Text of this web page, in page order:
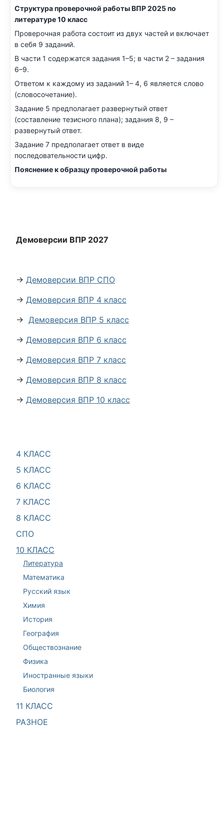
4 КЛАСС
5 КЛАСС
6 КЛАСС
7 КЛАСС
8 КЛАСС
СПО
10 КЛАСС
Литература
Математика
Русский язык
Химия
История
География
Обществознание
Физика
Иностранные языки
Биология
11 КЛАСС
РАЗНОЕ
Структура проверочной работы ВПР 2025 по
литературе 10 класс
Проверочная работа состоит из двух частей и включает
в себя 9 заданий.
В части 1 содержатся задания 1–5; в части 2 – задания
6–9.
Ответом к каждому из заданий 1– 4, 6 является слово
(словосочетание).
Задание 5 предполагает развернутый ответ
(составление тезисного плана); задания 8, 9 –
развернутый ответ.
Задание 7 предполагает ответ в виде
последовательности цифр.
Пояснение к образцу проверочной работы
Демоверсии ВПР 2027
→ Демоверсии ВПР СПО
→ Демоверсия ВПР 4 класс
→ Демоверсия ВПР 5 класс
→ Демоверсия ВПР 6 класс
→ Демоверсия ВПР 7 класс
→ Демоверсия ВПР 8 класс
→ Демоверсия ВПР 10 класс